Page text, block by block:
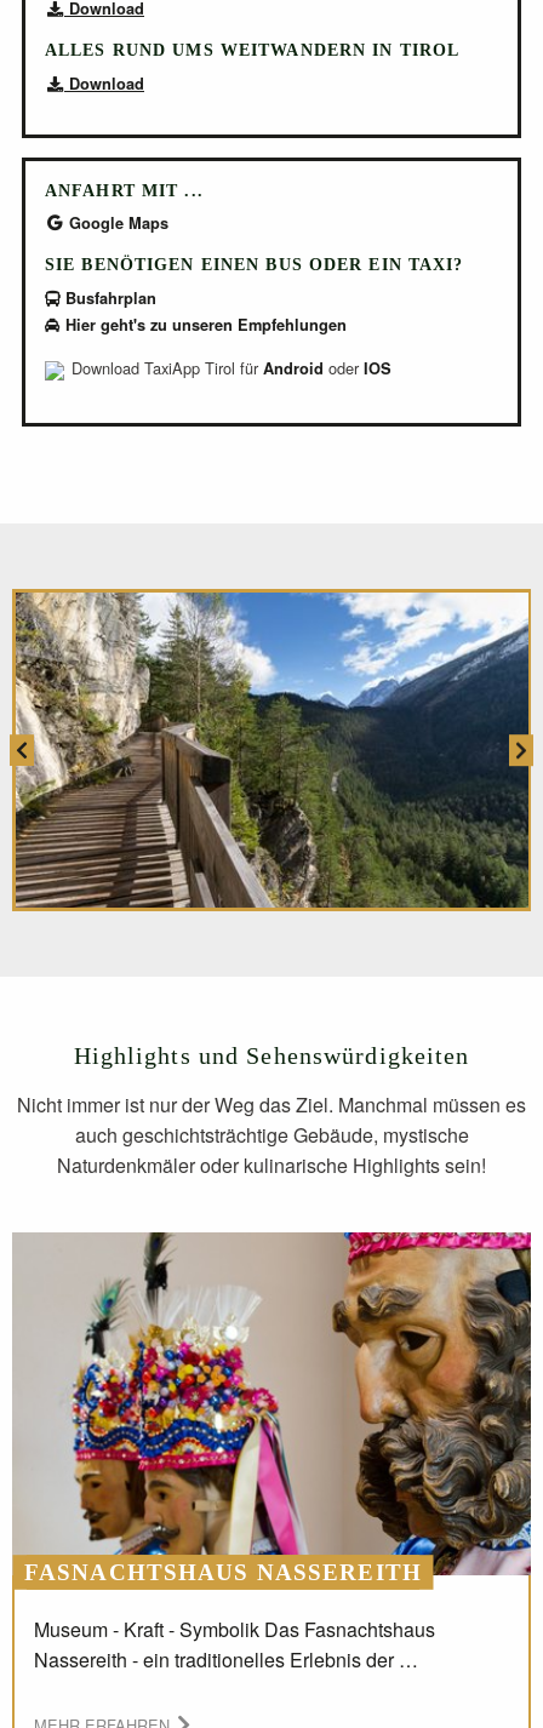
Download
ALLES RUND UMS WEITWANDERN IN TIROL
Download
ANFAHRT MIT ...
Google Maps
SIE BENÖTIGEN EINEN BUS ODER EIN TAXI?
Busfahrplan
Hier geht's zu unseren Empfehlungen
Download TaxiApp Tirol für Android oder IOS
Highlights und Sehenswürdigkeiten
Nicht immer ist nur der Weg das Ziel. Manchmal müssen es
auch geschichtsträchtige Gebäude, mystische
Naturdenkmäler oder kulinarische Highlights sein!
FASNACHTSHAUS NASSEREITH
Museum - Kraft - Symbolik Das Fasnachtshaus
Nassereith - ein traditionelles Erlebnis der …